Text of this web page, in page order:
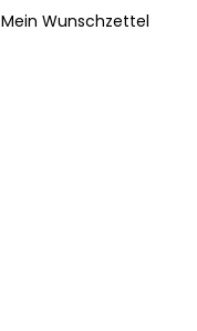
Mein Wunschzettel